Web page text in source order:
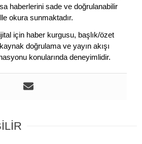
haberlerini sade ve doğrulanabilir
okura sunmaktadır.
için haber kurgusu, başlık/özet
doğrulama ve yayın akışı
konularında deneyimlidir.